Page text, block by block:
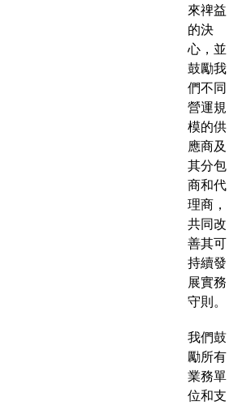
來禆益
的決
心，並
鼓勵我
們不同
營運規
模的供
應商及
其分包
商和代
理商，
共同改
善其可
持續發
展實務
守則。
我們鼓
勵所有
業務單
位和支